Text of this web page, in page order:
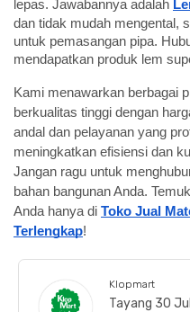
lepas. Jawabannya adalah
dan tidak mudah mengental,
untuk pemasangan pipa.
mendapatkan produk lem
Kami menawarkan berbagai
berkualitas tinggi dengan
andal dan pelayanan yang
meningkatkan efisiensi dan
Jangan ragu untuk
bahan bangunan Anda.
Anda hanya di Toko Jual
Terlengkap!
Klopmart
Tayang 30